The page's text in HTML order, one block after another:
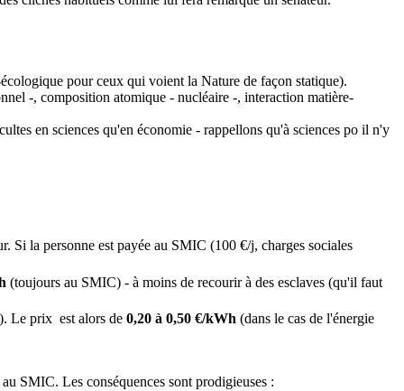
pour ceux qui voient la Nature de façon statique).
-, composition atomique - nucléaire -, interaction matière-
en sciences qu'en économie - rappellons qu'à sciences po il n'y
la personne est payée au SMIC (100 €/j, charges sociales
(toujours au SMIC) - à moins de recourir à des esclaves (qu'il faut
Le prix est alors de 0,20 à 0,50 €/kWh (dans le cas de l'énergie
SMIC. Les conséquences sont prodigieuses :